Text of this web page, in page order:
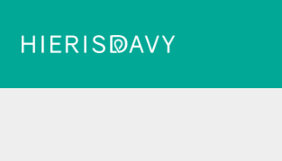
naar